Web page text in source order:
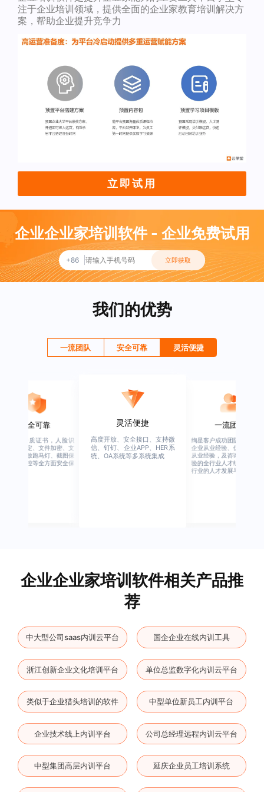
注于企业培训领域，提供全面的企业家教育培训解决方
案，帮助企业提升竞争力
立即试用
企业企业家培训软件 - 企业免费试用
+86 立即获取
我们的优势
一流团队 安全可靠 灵活便捷
安全可靠
业权威资质证书，人脸识
、设备绑定、文件加密、文
水印、播放跑马灯、截图保
、权限管控等全方面安全保
灵活便捷
高度开放、安全接口、支持微
信、钉钉、企业APP、HER系
统、OA系统等多系统集成
一流团队
绚星客户成功团队，由有多
企业从业经验、优秀培训机
从业经验，及咨询公司从业
验的全行业人才组成，涉猎
行业的人才发展与培养模块
企业企业家培训软件相关产品推
荐
中大型公司saas内训云平台 国企企业在线内训工具
浙江创新企业文化培训平台 单位总监数字化内训云平台
类似于企业猎头培训的软件 中型单位新员工内训平台
企业技术线上内训平台 公司总经理远程内训云平台
中型集团高层内训平台 延庆企业员工培训系统